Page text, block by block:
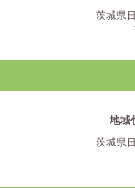
茨城県
地域
茨城県